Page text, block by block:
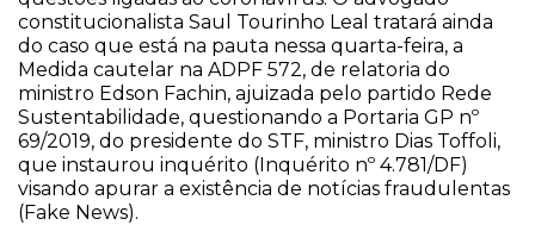
constitucionalista Saul Tourinho Leal tratará ainda
do caso que está na pauta nessa quarta-feira, a
Medida cautelar na ADPF 572, de relatoria do
ministro Edson Fachin, ajuizada pelo partido Rede
Sustentabilidade, questionando a Portaria GP nº
69/2019, do presidente do STF, ministro Dias Toffoli,
que instaurou inquérito (Inquérito nº 4.781/DF)
visando apurar a existência de notícias fraudulentas
(Fake News).